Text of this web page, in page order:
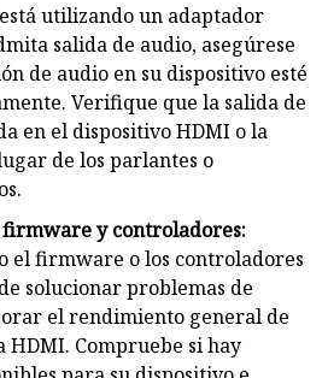
utilizando un adaptador
salida de audio, asegúrese
de audio en su dispositivo esté
Verifique que la salida de
en el dispositivo HDMI o la
de los parlantes o
firmware y controladores:
el firmware o los controladores
solucionar problemas de
el rendimiento general de
HDMI. Compruebe si hay